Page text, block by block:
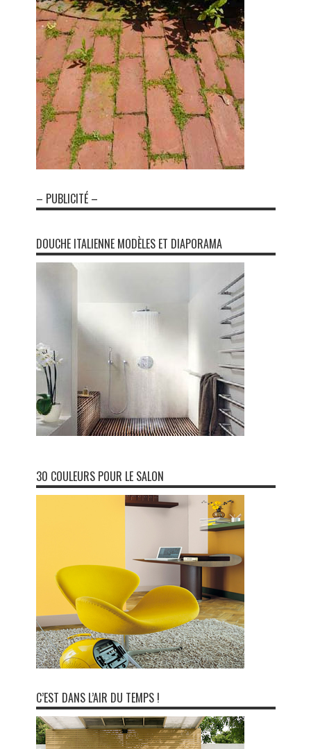
– PUBLICITÉ –
DOUCHE ITALIENNE MODÈLES ET DIAPORAMA
30 COULEURS POUR LE SALON
C’EST DANS L’AIR DU TEMPS !